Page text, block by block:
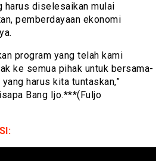
harus diselesaikan mulai
pemberdayaan ekonomi
program yang telah kami
ke semua pihak untuk bersama-
harus kita tuntaskan,”
Bang Ijo.***(Fuljo